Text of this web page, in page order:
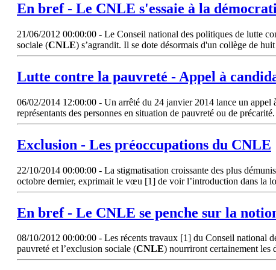
En bref - Le CNLE s'essaie à la
21/06/2012 00:00:00 - Le Conseil national des politiques de lutte
sociale (CNLE) s’agrandit. Il se dote désormais d'un collège de
Lutte contre la pauvreté - Appel à
06/02/2014 12:00:00 - Un arrêté du 24 janvier 2014 lance un appel
représentants des personnes en situation de pauvreté ou de
Exclusion - Les préoccupations du CNLE
22/10/2014 00:00:00 - La stigmatisation croissante des plus
octobre dernier, exprimait le vœu [1] de voir l’introduction dans la
En bref - Le CNLE se penche sur la
08/10/2012 00:00:00 - Les récents travaux [1] du Conseil national
pauvreté et l’exclusion sociale (CNLE) nourriront certainement les